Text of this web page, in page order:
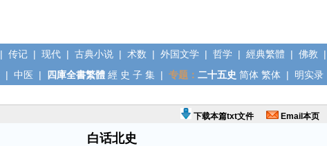
| 传记 | 现代 | 古典小说 | 术数 | 外国文学 | 哲学 | 經典繁體 | 佛教 |
| 中医 | 四庫全書繁體 經 史 子 集 | 专题： 二十五史 简体 繁体 | 明实录
下载本篇txt文件 Email本页
白话北史